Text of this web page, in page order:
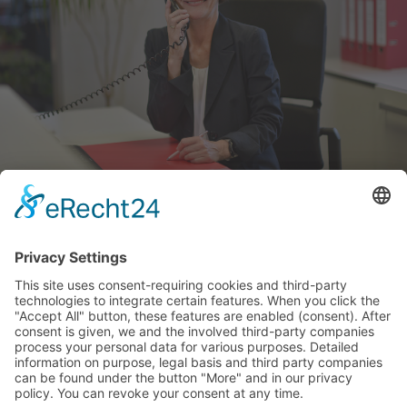
So kommen wir in Kontakt
+49 8638 88200
info@pr-vermoegen.com
Stadtplatz 14, 84478 Waldkraiburg
E-Mail